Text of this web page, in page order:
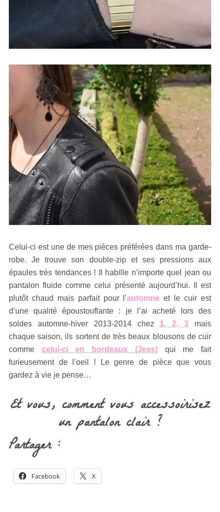
Celui-ci est une de mes pièces préférées dans ma garde-
robe. Je trouve son double-zip et ses pressions aux
épaules très tendances ! Il habille n’importe quel jean ou
pantalon fluide comme celui présenté aujourd’hui. Il est
plutôt chaud mais parfait pour l’automne et le cuir est
d’une qualité époustouflante : je l’ai acheté lors des
soldes automne-hiver 2013-2014 chez 1, 2, 3 mais
chaque saison, ils sortent de très beaux blousons de cuir
comme celui-ci en bordeaux (Jess)qui me fait
furieusement de l’oeil ! Le genre de pièce que vous
gardez à vie je pense…
Et vous, comment vous accessoirisez
un pantalon clair ?
Partager :
Facebook X